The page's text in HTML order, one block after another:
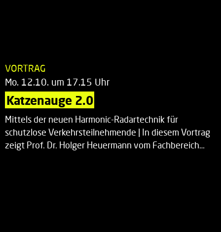
VORTRAG
Mo. 12.10. um 17.15 Uhr
Katzenauge 2.0
Mittels der neuen Harmonic-Radartechnik für
schutzlose Verkehrsteilnehmende | In diesem Vortrag
zeigt Prof. Dr. Holger Heuermann vom Fachbereich…